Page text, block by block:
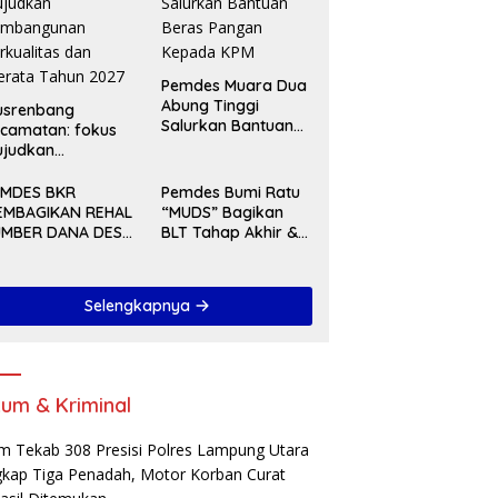
fokus
dan
Tahun 2027
Pemdes Muara Dua
Abung Tinggi
Salurkan Bantuan
BKR
REHAL
DANA DESA
Pemdes Bumi Ratu
“MUDS” Bagikan
BLT Tahap Akhir &
Tahun 2024
Selengkapnya
& Kriminal